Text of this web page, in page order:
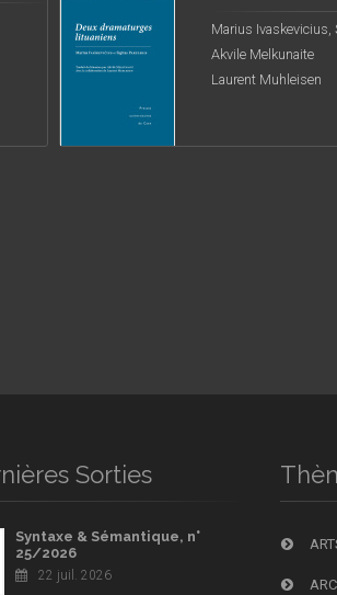
Marius Ivaskevicius,
Akvile Melkunaite
Laurent Muhleisen
Sorties
Syntaxe & Sémantique, n°
25/2026
22 juil. 2026